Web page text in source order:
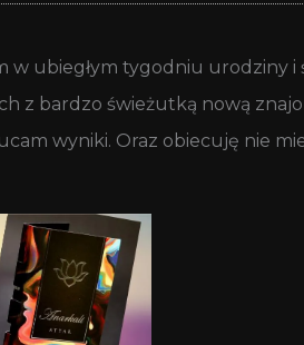
w ubiegłym tygodniu urodziny
z bardzo świeżutką nową
wyniki. Oraz obiecuję nie